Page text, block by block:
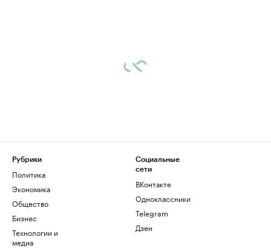
Рубрики
Политика
Экономика
Общество
Бизнес
Технологии и
медиа
Социальные
сети
ВКонтакте
Одноклассники
Telegram
Дзен